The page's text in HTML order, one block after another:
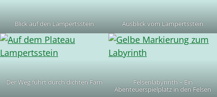
Blick auf den Lampertsstein Ausblick vom Lampertsstein
Der Weg führt durch dichten Farn
Felsenlabyrinth – Ein
Abenteuerspielplatz in den Felsen